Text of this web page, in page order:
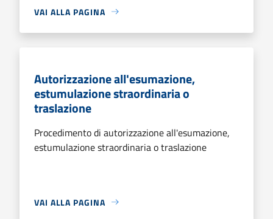
VAI ALLA PAGINA
Autorizzazione all'esumazione,
estumulazione straordinaria o
traslazione
Procedimento di autorizzazione all'esumazione,
estumulazione straordinaria o traslazione
VAI ALLA PAGINA